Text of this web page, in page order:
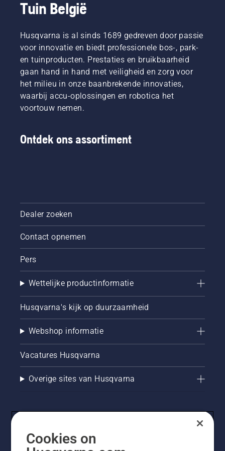
daarin
het
zijn in
hun
land. Zij
zijn ons
H-team.
En ze
zijn onze
meest
om
ervoor te
dat hij
zonder
wrijving
vrij rond
het blad
beweegt.
Dit
verlengt
zaagblad
korte
video om
te leren
hoe u
werkt.
Controleer
eerst uw
Start uw
en
controleer
of de
kettingrem
kettingzaag
om de
olie af te
tappen,
beide
zijn in
deze
video te
Tuin België
Husqvarna is al sinds 1689 gedreven door passie
voor innovatie en biedt professionele bos-, park-
en tuinproducten. Prestaties en bruikbaarheid
gaan hand in hand met veiligheid en zorg voor
het milieu in onze baanbrekende innovaties,
waarbij accu-oplossingen en robotica het
voortouw nemen.
Ontdek ons assortiment
Dealer zoeken
Contact opnemen
Pers
Wettelijke productinformatie
Husqvarna's kijk op duurzaamheid
Webshop informatie
Vacatures Husqvarna
Overige sites van Husqvarna
Cookies on